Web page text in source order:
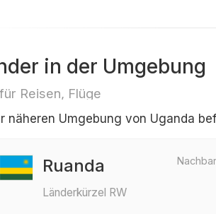
in der Umgebung
Reisen, Flüge
näheren Umgebung von Uganda
Ruanda
Länderkürzel RW